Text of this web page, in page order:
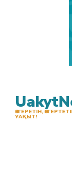
ӨЗГЕРЕТІН,
УАҚЫТ!